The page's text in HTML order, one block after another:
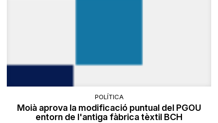
POLÍTICA
Moià aprova la modificació puntual del PGOU
entorn de l'antiga fàbrica tèxtil BCH